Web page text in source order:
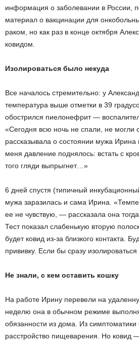
информация о заболевании в России,
материал о вакцинации для
раком, но как раз в конце октября
ковидом.
Изолироваться было некуда
Все началось стремительно: у
температура выше отметки в 39
обострился пиелонефрит —
«Сегодня всю ночь не спали, не могли
рассказывала о состоянии мужа
меня давление поднялось: встать с
того гляди выпрыгнет…»
6 дней спустя (типичный
мужа заразилась и сама Ирина.
ее не чувствую, — рассказала она
Тест показал слабенькую вторую
будет ковид из-за близкого контакта.
прививку. Если бы сразу
Не знали, с кем оставить кошку
На работе Ирину перевели на
неделю она в обычном режиме
обязанности из дома. Из
расстройство пищеварения. Но ковид